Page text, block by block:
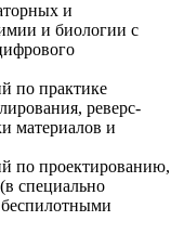
и
и биологии с
по практике
реверс-
материалов и
по проектированию,
специально